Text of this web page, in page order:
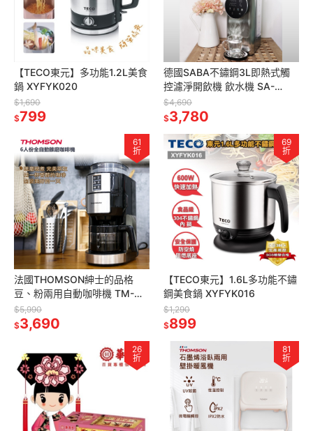
【TECO東元】多功能1.2L美食
鍋 XYFYK020
$1,690
$799
德國SABA不鏽鋼3L即熱式觸
控濾淨開飲機 飲水機 SA-
HQ05 營養師推薦
$4,690
$3,780
61
折
法國THOMSON紳士的品格
豆、粉兩用自動咖啡機 TM-
SAL21DA 迷你咖啡機 咖啡機
小型咖啡機 咖啡
$5,990
$3,690
69
折
【TECO東元】1.6L多功能不鏽
鋼美食鍋 XYFYK016
$1,290
$899
26
折
81
折